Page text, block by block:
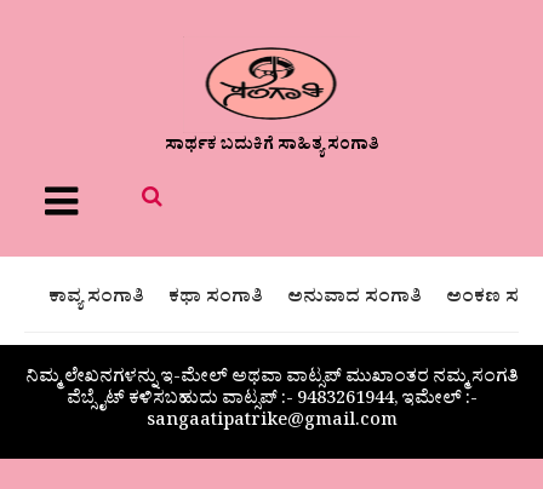
ಸಾರ್ಥಕ ಬದುಕಿಗೆ ಸಾಹಿತ್ಯ ಸಂಗಾತಿ
Menu
ಕಾವ್ಯ ಸಂಗಾತಿ ಕಥಾ ಸಂಗಾತಿ ಅನುವಾದ ಸಂಗಾತಿ ಅಂಕಣ
ನಿಮ್ಮ ಲೇಖನಗಳನ್ನು ಇ-ಮೇಲ್ ಅಥವಾ ವಾಟ್ಸಪ್ ಮುಖಾಂತರ ನಮ್ಮ ಸಂಗತಿ
ವೆಬ್ಸೈಟ್ ಕಳಿಸಬಹುದು ವಾಟ್ಸಪ್‌ :- 9483261944, ಇಮೇಲ್ :-
sangaatipatrike@gmail.com